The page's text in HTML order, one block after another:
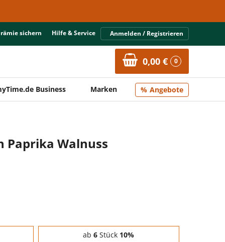
sichern Hilfe & Service Anmelden / Registrieren
0,00 € 0
Business Marken Angebote
Walnuss
ab 6 Stück 10%